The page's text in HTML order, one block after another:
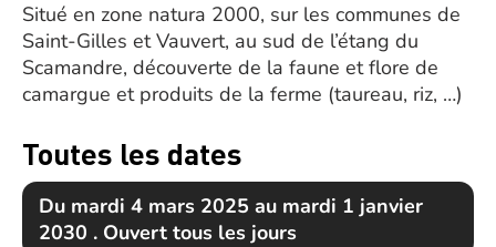
Situé en zone natura 2000, sur les communes de
Saint-Gilles et Vauvert, au sud de l’étang du
Scamandre, découverte de la faune et flore de
camargue et produits de la ferme (taureau, riz, …)
Toutes les dates
Du mardi 4 mars 2025 au mardi 1 janvier
2030 . Ouvert tous les jours